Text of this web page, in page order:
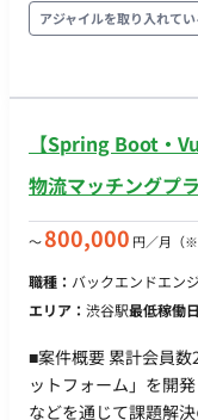
Javaを活用した追加機能開発 ■開発環境言語： -
リモート稼働につい
アジャイルを取り入れてい
【Spring Boot・
物流マッチングプ
〜800,000 円／月 （
職種： バックエンドエン
エリア： 渋谷駅最低稼働
■案件概要 累計会員
ットフォーム」を開発しています。 自
などを通じて課題解